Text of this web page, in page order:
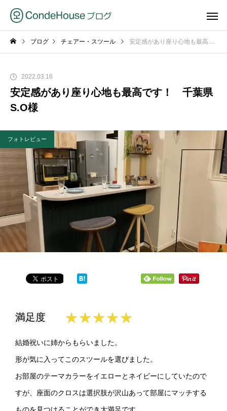
ブログ チェアー・スツール 安定感があり座り心地も最高です！ 千葉県 S.O様
2022.03.16
安定感があり座り心地も最高です！ 千葉県
S.O様
フォトレビュー
満足度 ★★★★★
結婚祝いに姉からもらいました。
形が気に入ってこのスツールを選びました。
お部屋のテーマカラーをイエローとネイビーにしていたので
すが、座面のクロスは選択肢が沢山あって部屋にマッチする